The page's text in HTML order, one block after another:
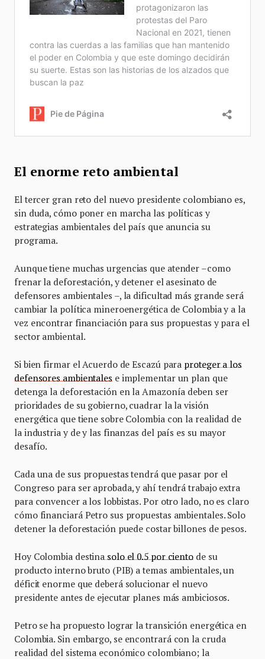
El enorme reto ambiental
El tercer gran reto del nuevo presidente colombiano es,
sin duda, cómo poner en marcha las políticas y
estrategias ambientales del país que anuncia su
programa.
Aunque tiene muchas urgencias que atender –como
frenar la deforestación, y detener el asesinato de
defensores ambientales –, la dificultad más grande será
cambiar la política mineroenergética de Colombia y a la
vez encontrar financiación para sus propuestas y para el
sector ambiental.
Si bien firmar el Acuerdo de Escazú para proteger a los
defensores ambientales e implementar un plan que
detenga la deforestación en la Amazonía deben ser
prioridades de su gobierno, cuadrar la la visión
energética que tiene sobre Colombia con la realidad de
la industria y de y las finanzas del país es su mayor
desafío.
Cada una de sus propuestas tendrá que pasar por el
Congreso para ser aprobada, y ahí tendrá trabajo extra
para convencer a los lobbistas. Por otro lado, no es claro
cómo financiará Petro sus propuestas ambientales. Solo
detener la deforestación puede costar billones de pesos.
Hoy Colombia destina solo el 0.5 por ciento de su
producto interno bruto (PIB) a temas ambientales, un
déficit enorme que deberá solucionar el nuevo
presidente antes de ejecutar planes más ambiciosos.
Petro se ha propuesto lograr la transición energética en
Colombia. Sin embargo, se encontrará con la cruda
realidad del sistema económico colombiano; la